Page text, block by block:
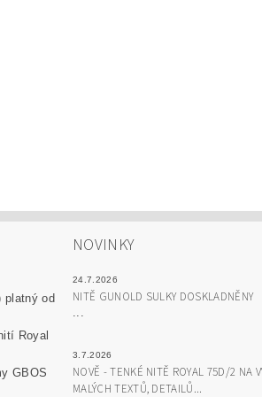
platný od
Royal
GBOS
NOVINKY
24.7.2026
NITĚ GUNOLD SULKY DOSKLADNĚNY
3.7.2026
NOVĚ - TENKÉ NITĚ ROYAL 75D/2 NA
MALÝCH TEXTŮ, DETAILŮ...